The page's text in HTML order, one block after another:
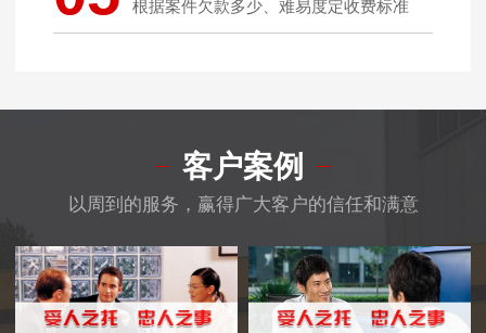
根据案件欠款多少、难易度定收费标准
客户案例
以周到的服务，赢得广大客户的信任和满意